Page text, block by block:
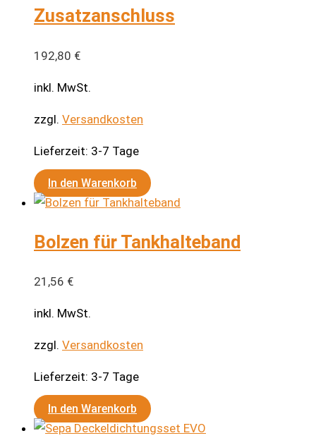
Zusatzanschluss
192,80 €
inkl. MwSt.
zzgl. Versandkosten
Lieferzeit: 3-7 Tage
In den Warenkorb
Bolzen für Tankhalteband
21,56 €
inkl. MwSt.
zzgl. Versandkosten
Lieferzeit: 3-7 Tage
In den Warenkorb